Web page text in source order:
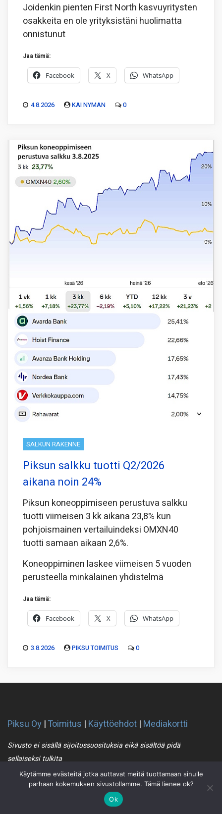
Joidenkin pienten First North kasvuyritysten
osakkeita en ole yrityksistäni huolimatta
onnistunut
Jaa tämä:
Facebook X WhatsApp
4.8.2026 KAI NYMAN 0
SALKUN RAKENNE
Piksun salkku tuotti Q2/2026
aikana noin 24%
Piksun koneoppimiseen perustuva salkku
tuotti viimeisen 3 kk aikana 23,8% kun
pohjoismainen vertailuindeksi OMXN40
tuotti samaan aikaan 2,6%.
Koneoppiminen laskee viimeisen 5 vuoden
perusteella minkälainen yhdistelmä
Jaa tämä:
Facebook X WhatsApp
3.8.2026 PIKSU TOIMITUS 0
Piksu Oy |Toimitus | Käyttöehdot | Mediakortti
Sivusto ei sisällä sijoitussuosituksia eikä sisältöä pidä
sellaiseksi tulkita
Piksu RSS
Käytämme evästeitä jotka auttavat meitä tuottamaan sinulle
parhaan kokemuksen sivustollamme. Tämä lienee ok?
Ok